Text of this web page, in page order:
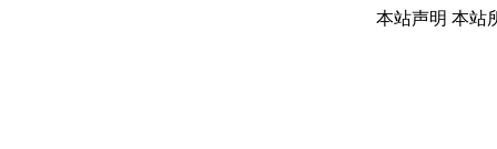
本站声明 本站